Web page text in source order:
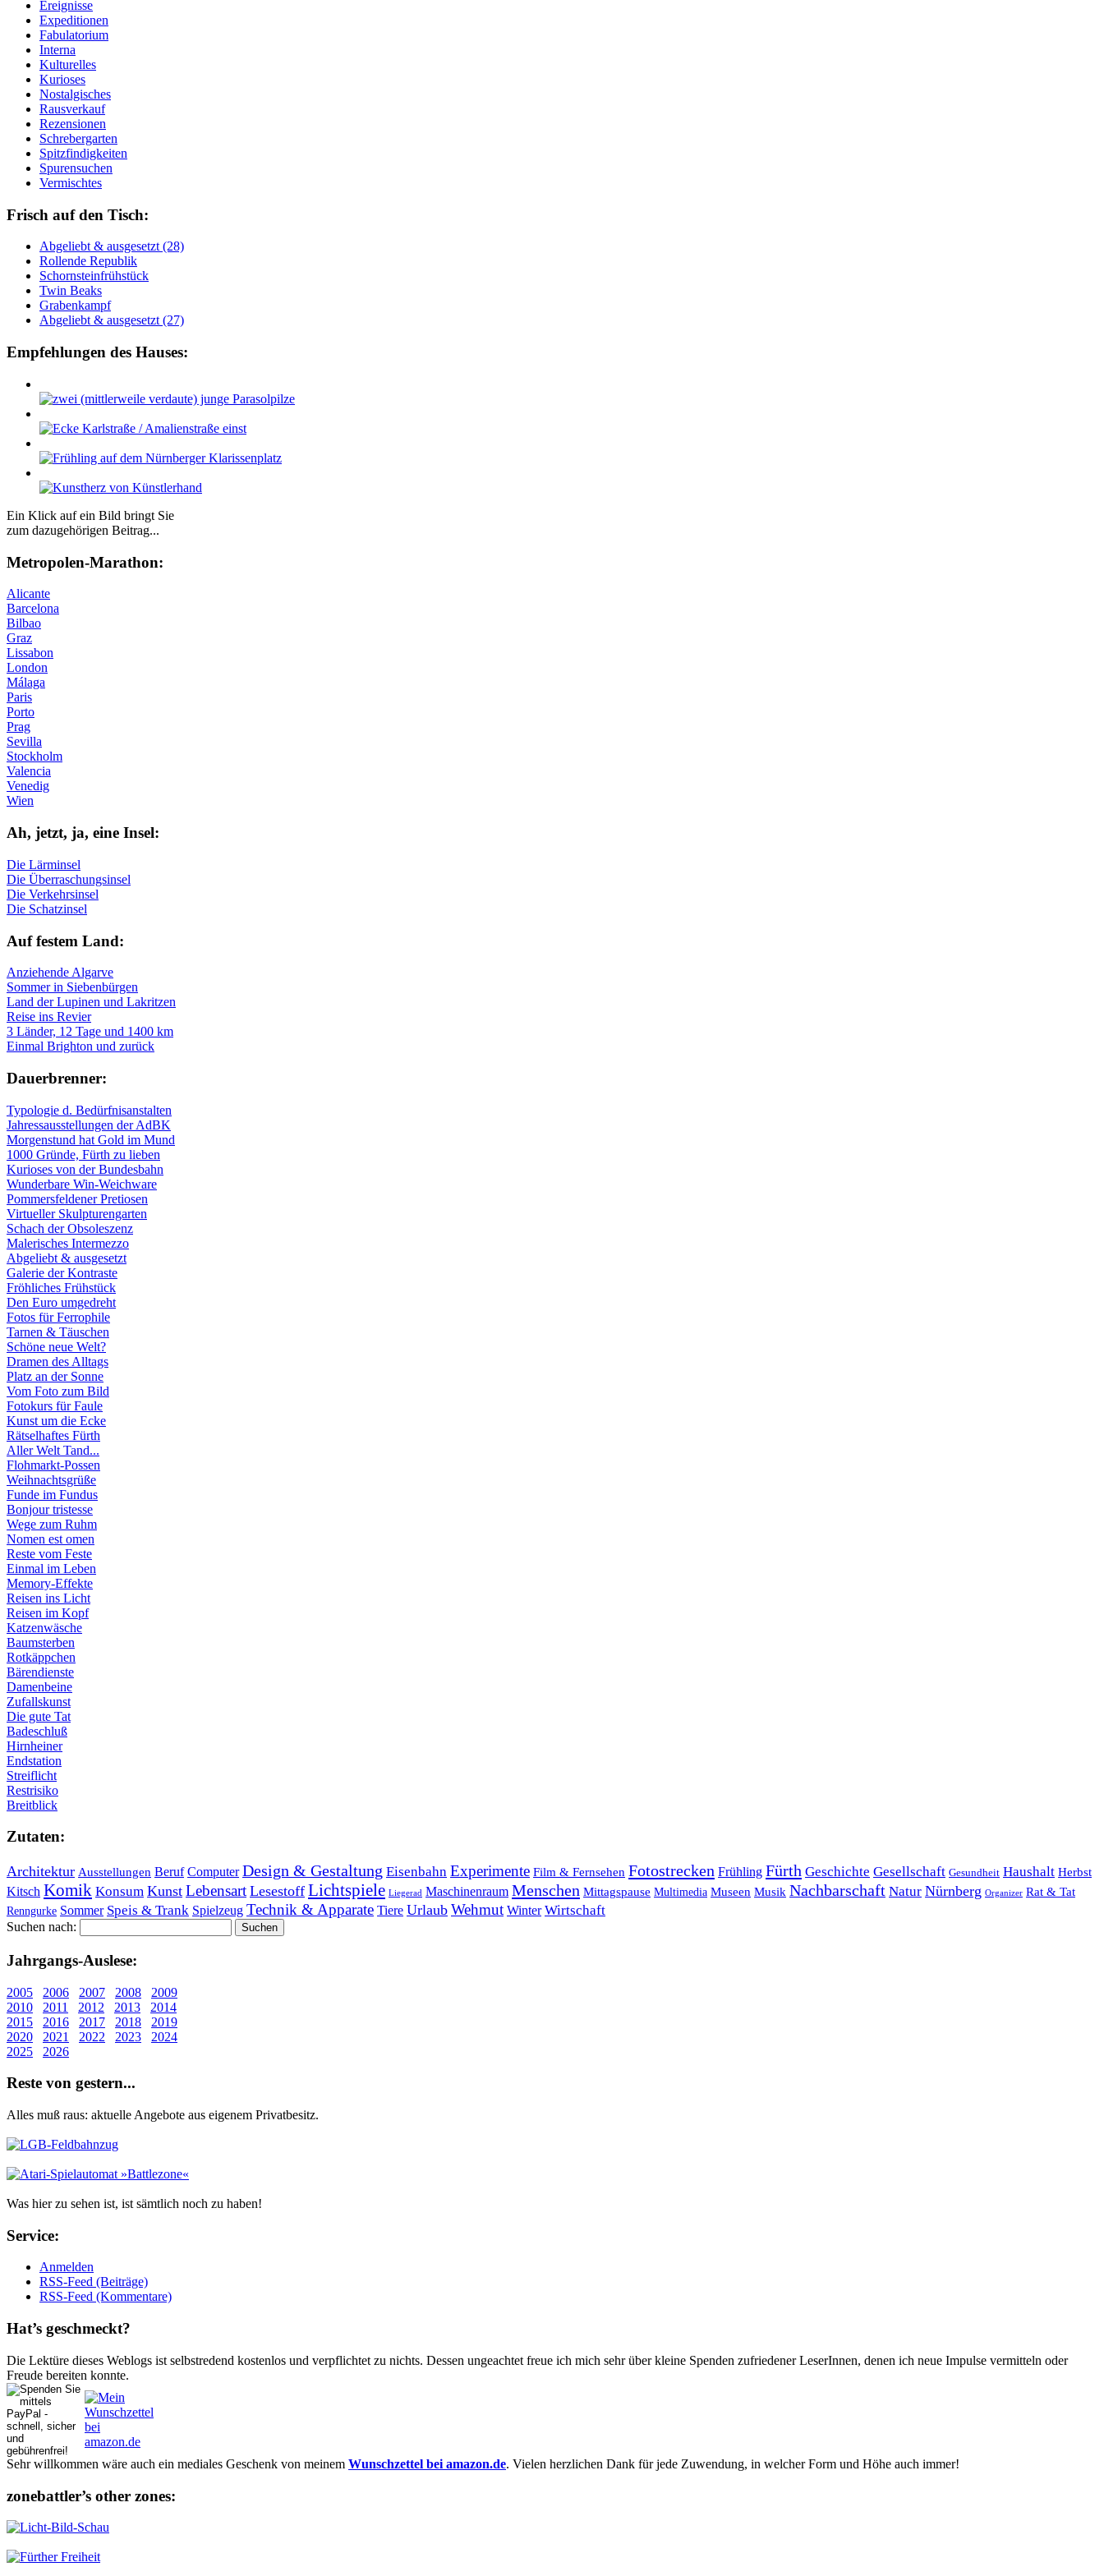
Ereignisse
Expeditionen
Fabulatorium
Interna
Kulturelles
Kurioses
Nostalgisches
Rausverkauf
Rezensionen
Schrebergarten
Spitzfindigkeiten
Spurensuchen
Vermischtes
Frisch auf den Tisch:
Ab­ge­liebt & aus­ge­setzt (28)
Rol­len­de Re­pu­blik
Schorn­stein­früh­stück
Twin Beaks
Gra­ben­kampf
Ab­ge­liebt & aus­ge­setzt (27)
Empfehlungen des Hauses:
Ein Klick auf ein Bild bringt Sie
zum dazugehörigen Beitrag...
Me­tro­po­len-Ma­ra­thon:
Alicante
Barcelona
Bilbao
Graz
Lissabon
London
Málaga
Paris
Porto
Prag
Sevilla
Stockholm
Valencia
Venedig
Wien
Ah, jetzt, ja, ei­ne In­sel:
Die Lärminsel
Die Überraschungsinsel
Die Verkehrsinsel
Die Schatzinsel
Auf fe­stem Land:
Anziehende Algarve
Sommer in Siebenbürgen
Land der Lupinen und Lakritzen
Reise ins Revier
3 Länder, 12 Tage und 1400 km
Einmal Brighton und zurück
Dau­er­bren­ner:
Typologie d. Bedürfnisanstalten
Jahressausstellungen der AdBK
Morgenstund hat Gold im Mund
1000 Gründe, Fürth zu lieben
Kurioses von der Bundesbahn
Wunderbare Win-Weichware
Pommersfeldener Pretiosen
Virtueller Skulpturengarten
Schach der Obsoleszenz
Malerisches Intermezzo
Abgeliebt & ausgesetzt
Galerie der Kontraste
Fröhliches Frühstück
Den Euro umgedreht
Fotos für Ferrophile
Tarnen & Täuschen
Schöne neue Welt?
Dramen des Alltags
Platz an der Sonne
Vom Foto zum Bild
Fotokurs für Faule
Kunst um die Ecke
Rätselhaftes Fürth
Aller Welt Tand...
Flohmarkt-Possen
Weihnachtsgrüße
Funde im Fundus
Bonjour tristesse
Wege zum Ruhm
Nomen est omen
Reste vom Feste
Einmal im Leben
Memory-Effekte
Reisen ins Licht
Reisen im Kopf
Katzenwäsche
Baumsterben
Rotkäppchen
Bärendienste
Damenbeine
Zufallskunst
Die gute Tat
Badeschluß
Hirnheiner
Endstation
Streiflicht
Restrisiko
Breitblick
Zu­ta­ten:
Architektur Ausstellungen Beruf Computer Design & Gestaltung Eisenbahn Experimente Film & Fernsehen Fotostrecken Frühling Fürth Geschichte Gesellschaft Gesundheit Haushalt Herbst
Kitsch Komik Konsum Kunst Lebensart Lesestoff Lichtspiele Liegerad Maschinenraum Menschen Mittagspause Multimedia Museen Musik Nachbarschaft Natur Nürnberg Organizer Rat & Tat
Renngurke Sommer Speis & Trank Spielzeug Technik & Apparate Tiere Urlaub Wehmut Winter Wirtschaft
Suchen nach:
Jahr­gangs-Aus­le­se:
2005 2006 2007 2008
2009
2010
2011 2012 2013
2014
2015
2016 2017 2018
2019
2020
2021 2022 2023
2024
2025
2026
Re­ste von ge­stern...
Alles muß raus: aktuelle An­ge­bo­te aus eigenem Privatbesitz.
Was hier zu sehen ist, ist sämt­lich noch zu haben!
Ser­vice:
Anmelden
RSS-Feed (Beiträge)
RSS-Feed (Kommentare)
Hat’s ge­schmeckt?
Die Lektüre dieses Weblogs ist selbstredend kostenlos und ver­pflich­tet zu nichts. Dessen un­ge­achtet freue ich mich sehr über kleine Spenden zufriedener Le­serInnen, denen ich neue Im­pul­se vermitteln oder
Freude bereiten konnte.
Sehr willkommen wäre auch ein mediales Geschenk von meinem Wunschzettel bei amazon.de. Vielen herzlichen Dank für jede Zuwendung, in welcher Form und Höhe auch immer!
zonebattler’s other zo­nes: